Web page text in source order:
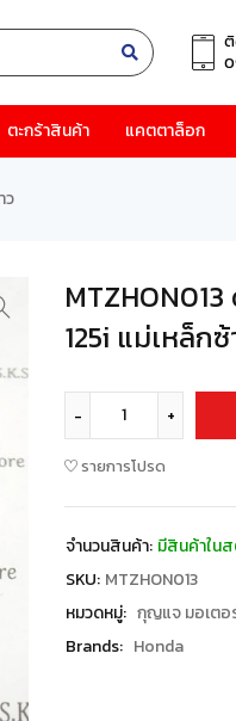
ตะกร้าสินค้า แคตตาล็อก
ว
125i แม่เหล็ก
รายการโปรด
จำนวนสินค้า: มีสินค้าใน
SKU: MTZHON013
หมวดหมู่: กุญแจ มอเตอ
Brands: Honda